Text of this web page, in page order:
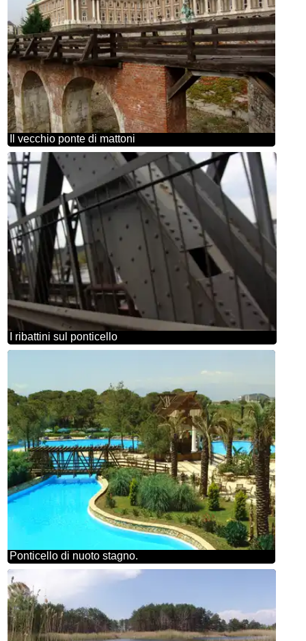
Il vecchio ponte di mattoni
I ribattini sul ponticello
Ponticello di nuoto stagno.